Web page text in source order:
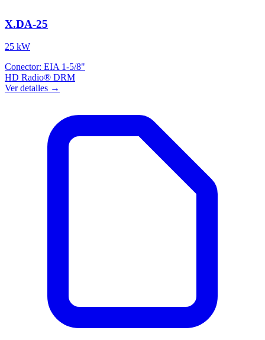
X.DA-25
25 kW
Conector: EIA 1-5/8"
HD Radio® DRM
Ver detalles →